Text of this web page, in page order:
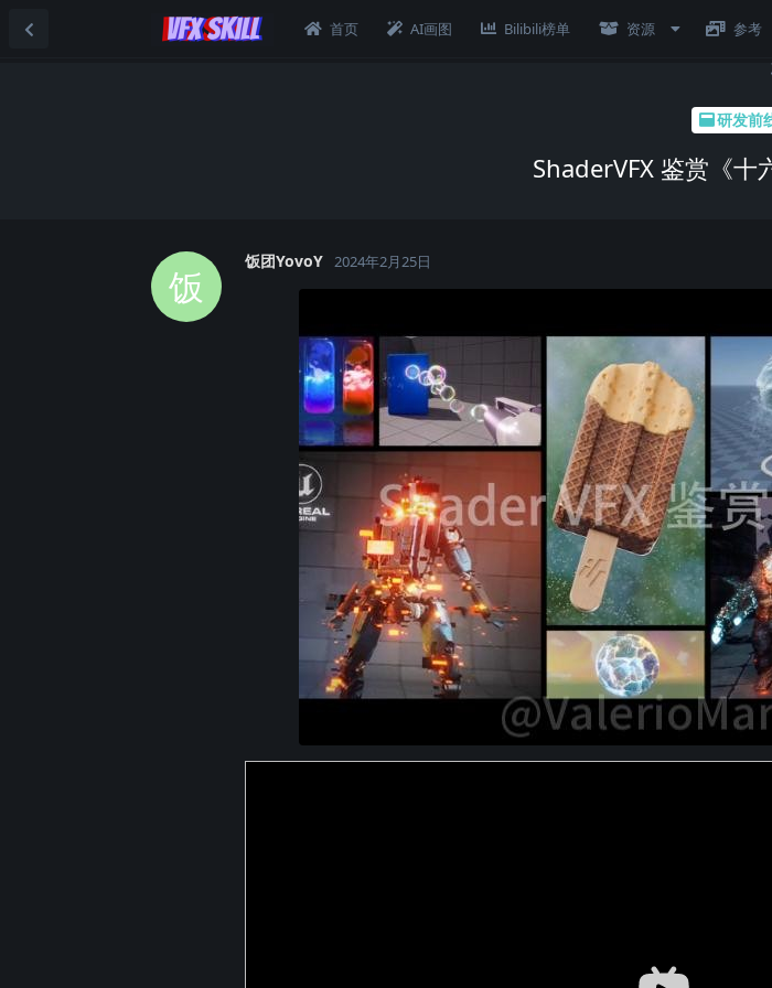
首页 AI画图 Bilibili榜单 资源 参考
研发前
ShaderVFX 鉴赏《十
饭
饭团YovoY 2024年2月25日